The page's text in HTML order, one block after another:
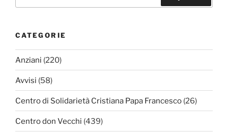
CATEGORIE
Anziani (220)
Avvisi (58)
Centro di Solidarietà Cristiana Papa Francesco (26)
Centro don Vecchi (439)